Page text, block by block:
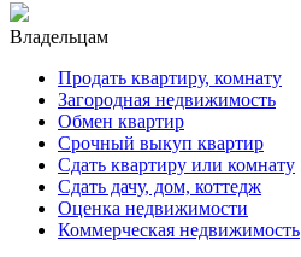
Владельцам
Продать квартиру, комнату
Загородная недвижимость
Обмен квартир
Срочный выкуп квартир
Сдать квартиру или комнату
Сдать дачу, дом, коттедж
Оценка недвижимости
Коммерческая недвижимость